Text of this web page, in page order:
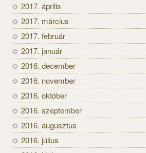
2017. április
2017. március
2017. február
2017. január
2016. december
2016. november
2016. október
2016. szeptember
2016. augusztus
2016. július